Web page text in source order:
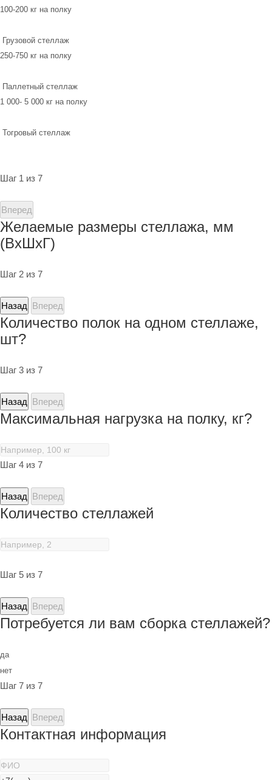
100-200 кг на полку
Грузовой стеллаж
250-750 кг на полку
Паллетный стеллаж
1 000- 5 000 кг на полку
Тогровый стеллаж
Шаг 1 из 7
Вперед
Желаемые размеры стеллажа, мм
(ВхШхГ)
Шаг 2 из 7
Назад Вперед
Количество полок на одном стеллаже,
шт?
Шаг 3 из 7
Назад Вперед
Максимальная нагрузка на полку, кг?
Шаг 4 из 7
Назад Вперед
Количество стеллажей
Шаг 5 из 7
Назад Вперед
Потребуется ли вам сборка стеллажей?
да
нет
Шаг 7 из 7
Назад Вперед
Контактная информация